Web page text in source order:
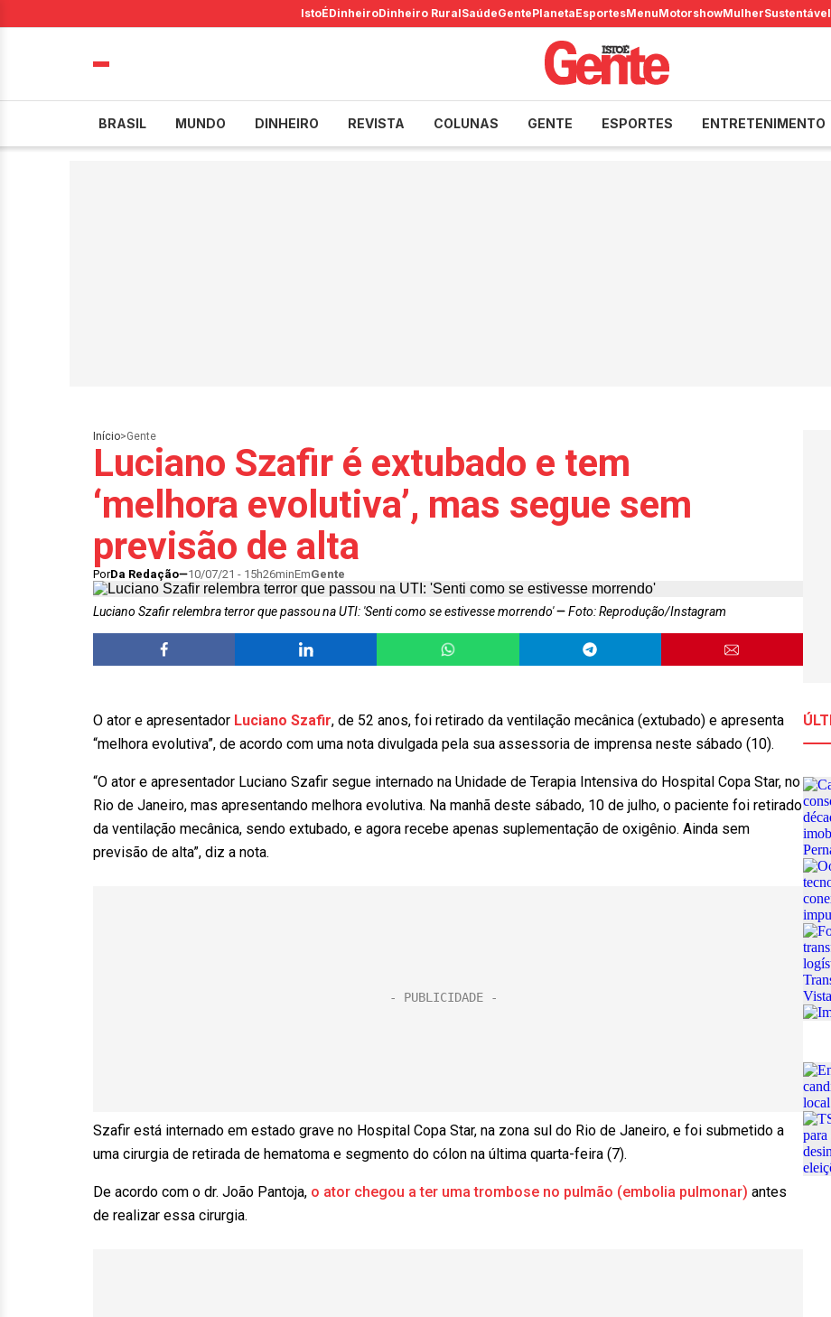
IstoÉDinheiroDinheiro RuralSaúdeGentePlanetaEsportesMenuMotorshowMulherSustentável
BRASIL MUNDO DINHEIRO REVISTA COLUNAS GENTE ESPORTES ENTRETENIMENTO
Início>Gente
Luciano Szafir é extubado e tem
‘melhora evolutiva’, mas segue sem
previsão de alta
PorDa Redação 10/07/21 - 15h26minEmGente
Luciano Szafir relembra terror que passou na UTI: 'Senti como se estivesse morrendo' Foto: Reprodução/Instagram
O ator e apresentador Luciano Szafir, de 52 anos, foi retirado da ventilação mecânica (extubado) e apresenta
“melhora evolutiva”, de acordo com uma nota divulgada pela sua assessoria de imprensa neste sábado (10).
“O ator e apresentador Luciano Szafir segue internado na Unidade de Terapia Intensiva do Hospital Copa Star, no
Rio de Janeiro, mas apresentando melhora evolutiva. Na manhã deste sábado, 10 de julho, o paciente foi retirado
da ventilação mecânica, sendo extubado, e agora recebe apenas suplementação de oxigênio. Ainda sem
previsão de alta”, diz a nota.
Szafir está internado em estado grave no Hospital Copa Star, na zona sul do Rio de Janeiro, e foi submetido a
uma cirurgia de retirada de hematoma e segmento do cólon na última quarta-feira (7).
De acordo com o dr. João Pantoja, o ator chegou a ter uma trombose no pulmão (embolia pulmonar) antes
de realizar essa cirurgia.